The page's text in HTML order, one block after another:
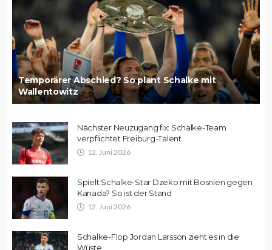
Temporärer Abschied? So plant Schalke mit
Wallentowitz
Nächster Neuzugang fix: Schalke-Team
verpflichtet Freiburg-Talent
12. Juni 2026
Spielt Schalke-Star Dzeko mit Bosnien gegen
Kanada? So ist der Stand
12. Juni 2026
Schalke-Flop Jordan Larsson zieht es in die
Wüste